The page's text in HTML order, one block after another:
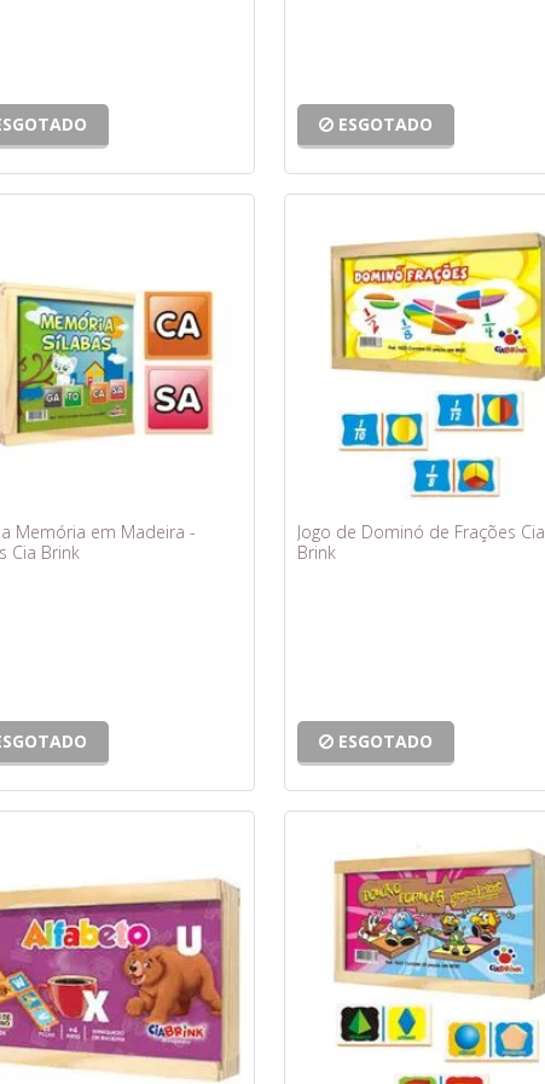
ESGOTADO
Memória em Madeira -
Cia Brink
Jogo de Dominó de Frações Cia
Brink
ESGOTADO